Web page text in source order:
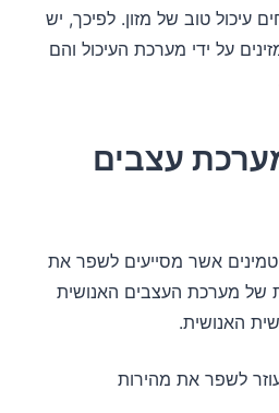
עיכול טוב של מזון. לפיכך, יש
על ידי מערכת העיכול והם
עצבים
אשר מסייעים לשפר את
של מערכת העצבים האנושית
האנושית.
לשפר את מהירות